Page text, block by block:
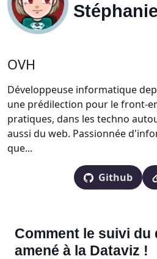
OVH
Développeuse informatique
une prédilection pour le front-
pratiques, dans les techno
aussi du web. Passionnée
que...
Github
Comment le suivi du
amené à la Dataviz !